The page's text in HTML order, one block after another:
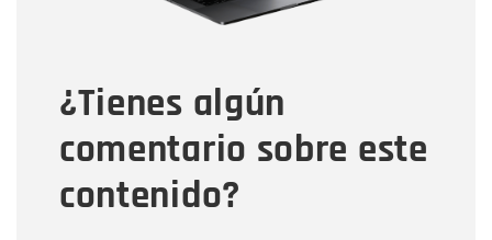
¿Tienes algún
comentario sobre este
contenido?
Tipo de comentario
Mensaje